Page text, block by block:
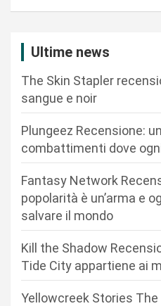
a
Ultime news
The Skin Stapler
sangue e noir
Plungeez Recensione:
combattimenti dove
Fantasy Network
popolarità è un’arma e
salvare il mondo
Kill the Shadow
Tide City appartiene ai
Yellowcreek Stories